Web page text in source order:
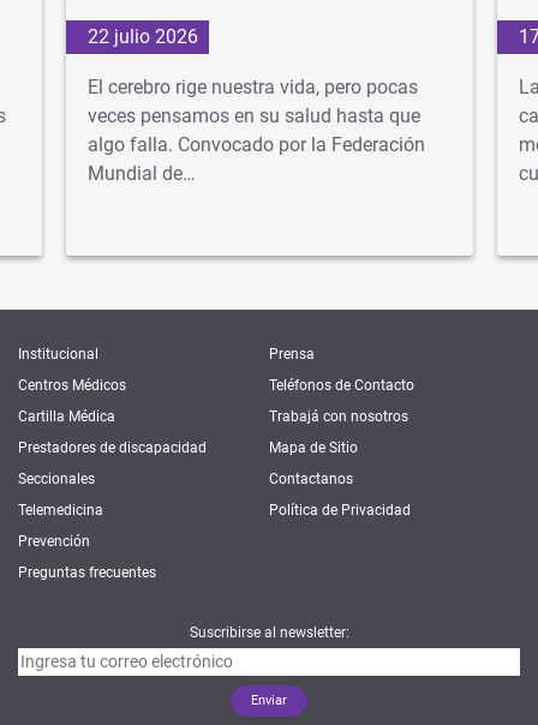
22 julio 2026
El cerebro rige nuestra vida, pero pocas
veces pensamos en su salud hasta que
algo falla. Convocado por la Federación
Mundial de…
Institucional
Centros Médicos
Cartilla Médica
Prestadores de discapacidad
Seccionales
Telemedicina
Prevención
Preguntas frecuentes
Prensa
Teléfonos de Contacto
Trabajá con nosotros
Mapa de Sitio
Contactanos
Política de Privacidad
Suscribirse al newsletter: